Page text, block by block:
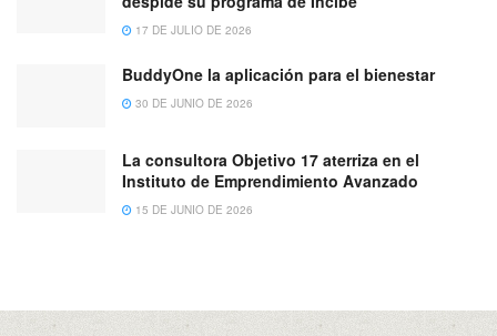
17 DE JULIO DE 2026
BuddyOne la aplicación para el bienestar
30 DE JUNIO DE 2026
La consultora Objetivo 17 aterriza en el
Instituto de Emprendimiento Avanzado
15 DE JUNIO DE 2026